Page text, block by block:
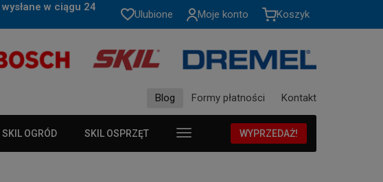
wysłane w ciągu 24
Ulubione Moje konto Koszyk
Blog Formy płatności Kontakt
SKIL OGRÓD SKIL OSPRZĘT WYPRZEDAŻ!